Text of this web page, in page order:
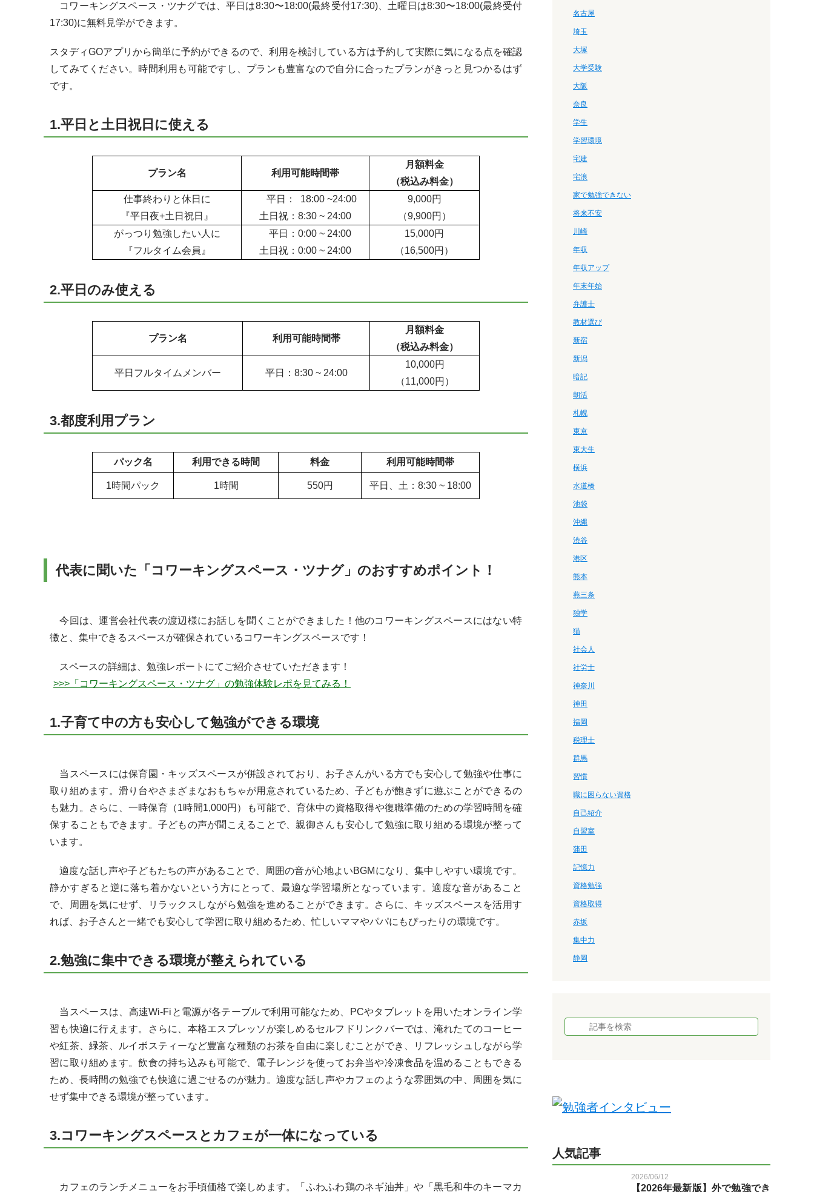
コワーキングスペース・ツナグでは、平日は8:30〜18:00(最終受付17:30)、土曜日は8:30〜18:00(最終受付
17:30)に無料見学ができます。
スタディGOアプリから簡単に予約ができるので、利用を検討している方は予約して実際に気になる点を確認
してみてください。時間利用も可能ですし、プランも豊富なので自分に合ったプランがきっと見つかるはず
です。
1.平日と土日祝日に使える
プラン名 利用可能時間帯
月額料金
（税込み料金）
仕事終わりと休日に
『平日夜+土日祝日』
平日： 18:00 ~24:00
土日祝：8:30 ~ 24:00
9,000円
（9,900円）
がっつり勉強したい人に
『フルタイム会員』
平日：0:00 ~ 24:00
土日祝：0:00 ~ 24:00
15,000円
（16,500円）
2.平日のみ使える
プラン名 利用可能時間帯
月額料金
（税込み料金）
平日フルタイムメンバー 平日：8:30 ~ 24:00
10,000円
（11,000円）
3.都度利用プラン
パック名 利用できる時間 料金 利用可能時間帯
1時間パック 1時間 550円 平日、土：8:30 ~ 18:00
代表に聞いた「コワーキングスペース・ツナグ」のおすすめポイント！
今回は、運営会社代表の渡辺様にお話しを聞くことができました！他のコワーキングスペースにはない特
徴と、集中できるスペースが確保されているコワーキングスペースです！
スペースの詳細は、勉強レポートにてご紹介させていただきます！
>>>「コワーキングスペース・ツナグ」の勉強体験レポを見てみる！
1.子育て中の方も安心して勉強ができる環境
当スペースには保育園・キッズスペースが併設されており、お子さんがいる方でも安心して勉強や仕事に
取り組めます。滑り台やさまざまなおもちゃが用意されているため、子どもが飽きずに遊ぶことができるの
も魅力。さらに、一時保育（1時間1,000円）も可能で、育休中の資格取得や復職準備のための学習時間を確
保することもできます。子どもの声が聞こえることで、親御さんも安心して勉強に取り組める環境が整って
います。
適度な話し声や子どもたちの声があることで、周囲の音が心地よいBGMになり、集中しやすい環境です。
静かすぎると逆に落ち着かないという方にとって、最適な学習場所となっています。適度な音があること
で、周囲を気にせず、リラックスしながら勉強を進めることができます。さらに、キッズスペースを活用す
れば、お子さんと一緒でも安心して学習に取り組めるため、忙しいママやパパにもぴったりの環境です。
2.勉強に集中できる環境が整えられている
当スペースは、高速Wi-Fiと電源が各テーブルで利用可能なため、PCやタブレットを用いたオンライン学
習も快適に行えます。さらに、本格エスプレッソが楽しめるセルフドリンクバーでは、淹れたてのコーヒー
や紅茶、緑茶、ルイボスティーなど豊富な種類のお茶を自由に楽しむことができ、リフレッシュしながら学
習に取り組めます。飲食の持ち込みも可能で、電子レンジを使ってお弁当や冷凍食品を温めることもできる
ため、長時間の勉強でも快適に過ごせるのが魅力。適度な話し声やカフェのような雰囲気の中、周囲を気に
せず集中できる環境が整っています。
3.コワーキングスペースとカフェが一体になっている
カフェのランチメニューをお手頃価格で楽しめます。「ふわふわ鶏のネギ油丼」や「黒毛和牛のキーマカ
名古屋
埼玉
大塚
大学受験
大阪
奈良
学生
学習環境
宅建
宅浪
家で勉強できない
将来不安
川崎
年収
年収アップ
年末年始
弁護士
教材選び
新宿
新潟
暗記
朝活
札幌
東京
東大生
横浜
水道橋
池袋
沖縄
渋谷
港区
熊本
燕三条
独学
猫
社会人
社労士
神奈川
神田
福岡
税理士
群馬
習慣
職に困らない資格
自己紹介
自習室
蒲田
記憶力
資格勉強
資格取得
赤坂
集中力
静岡
人気記事
2026/06/12
【2026年最新版】外で勉強でき